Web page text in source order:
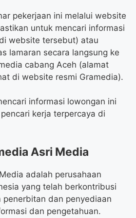
pekerjaan ini melalui website
untuk mencari informasi
website tersebut) atau
lamaran secara langsung ke
cabang Aceh (alamat
di website resmi Gramedia).
informasi lowongan ini
kerja terpercaya di
Asri Media
adalah perusahaan
yang telah berkontribusi
penerbitan dan penyediaan
dan pengetahuan.